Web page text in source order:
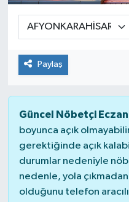
Paylaş
Güncel Nöbetçi
boyunca açık
gerektiğinde açık
durumlar nedeniyle
nedenle, yola
olduğunu telefon